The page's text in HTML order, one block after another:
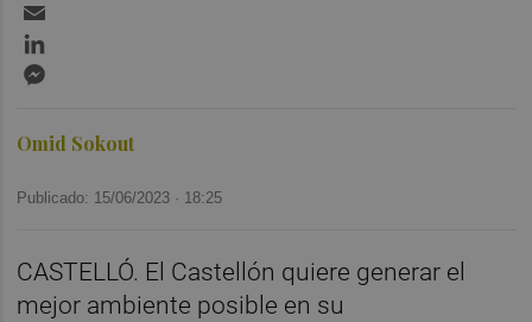
Omid Sokout
Publicado: 15/06/2023 · 18:25
CASTELLÓ. El Castellón quiere generar el
mejor ambiente posible en su